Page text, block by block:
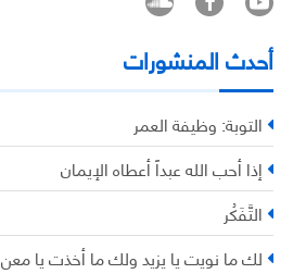
أحدث المنشورات
التوبة: وظيفة العمر
إذا أحب الله عبداً أعطاه الإيمان
التَّفَكُر
لك ما نويت يا يزيد ولك ما أخذت يا معن